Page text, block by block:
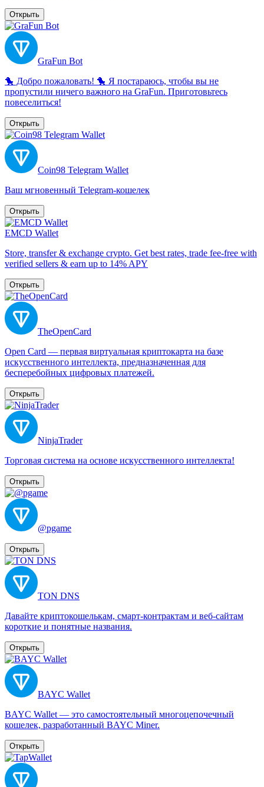
Открыть
GraFun Bot
🐤 Добро пожаловать! 🐤 Я постараюсь, чтобы вы не
пропустили ничего важного на GraFun. Приготовьтесь
повеселиться!
Открыть
Coin98 Telegram Wallet
Ваш мгновенный Telegram-кошелек
Открыть
EMCD Wallet
Store, transfer & exchange crypto. Get best rates, trade fee‑free with
verified sellers & earn up to 14% APY
Открыть
TheOpenCard
Open Card — первая виртуальная криптокарта на базе
искусственного интеллекта, предназначенная для
бесперебойных цифровых платежей.
Открыть
NinjaTrader
Торговая система на основе искусственного интеллекта!
Открыть
@pgame
Открыть
TON DNS
Давайте криптокошелькам, смарт-контрактам и веб-сайтам
короткие и понятные названия.
Открыть
BAYC Wallet
BAYC Wallet — это самостоятельный многоцепочечный
кошелек, разработанный BAYC Miner.
Открыть